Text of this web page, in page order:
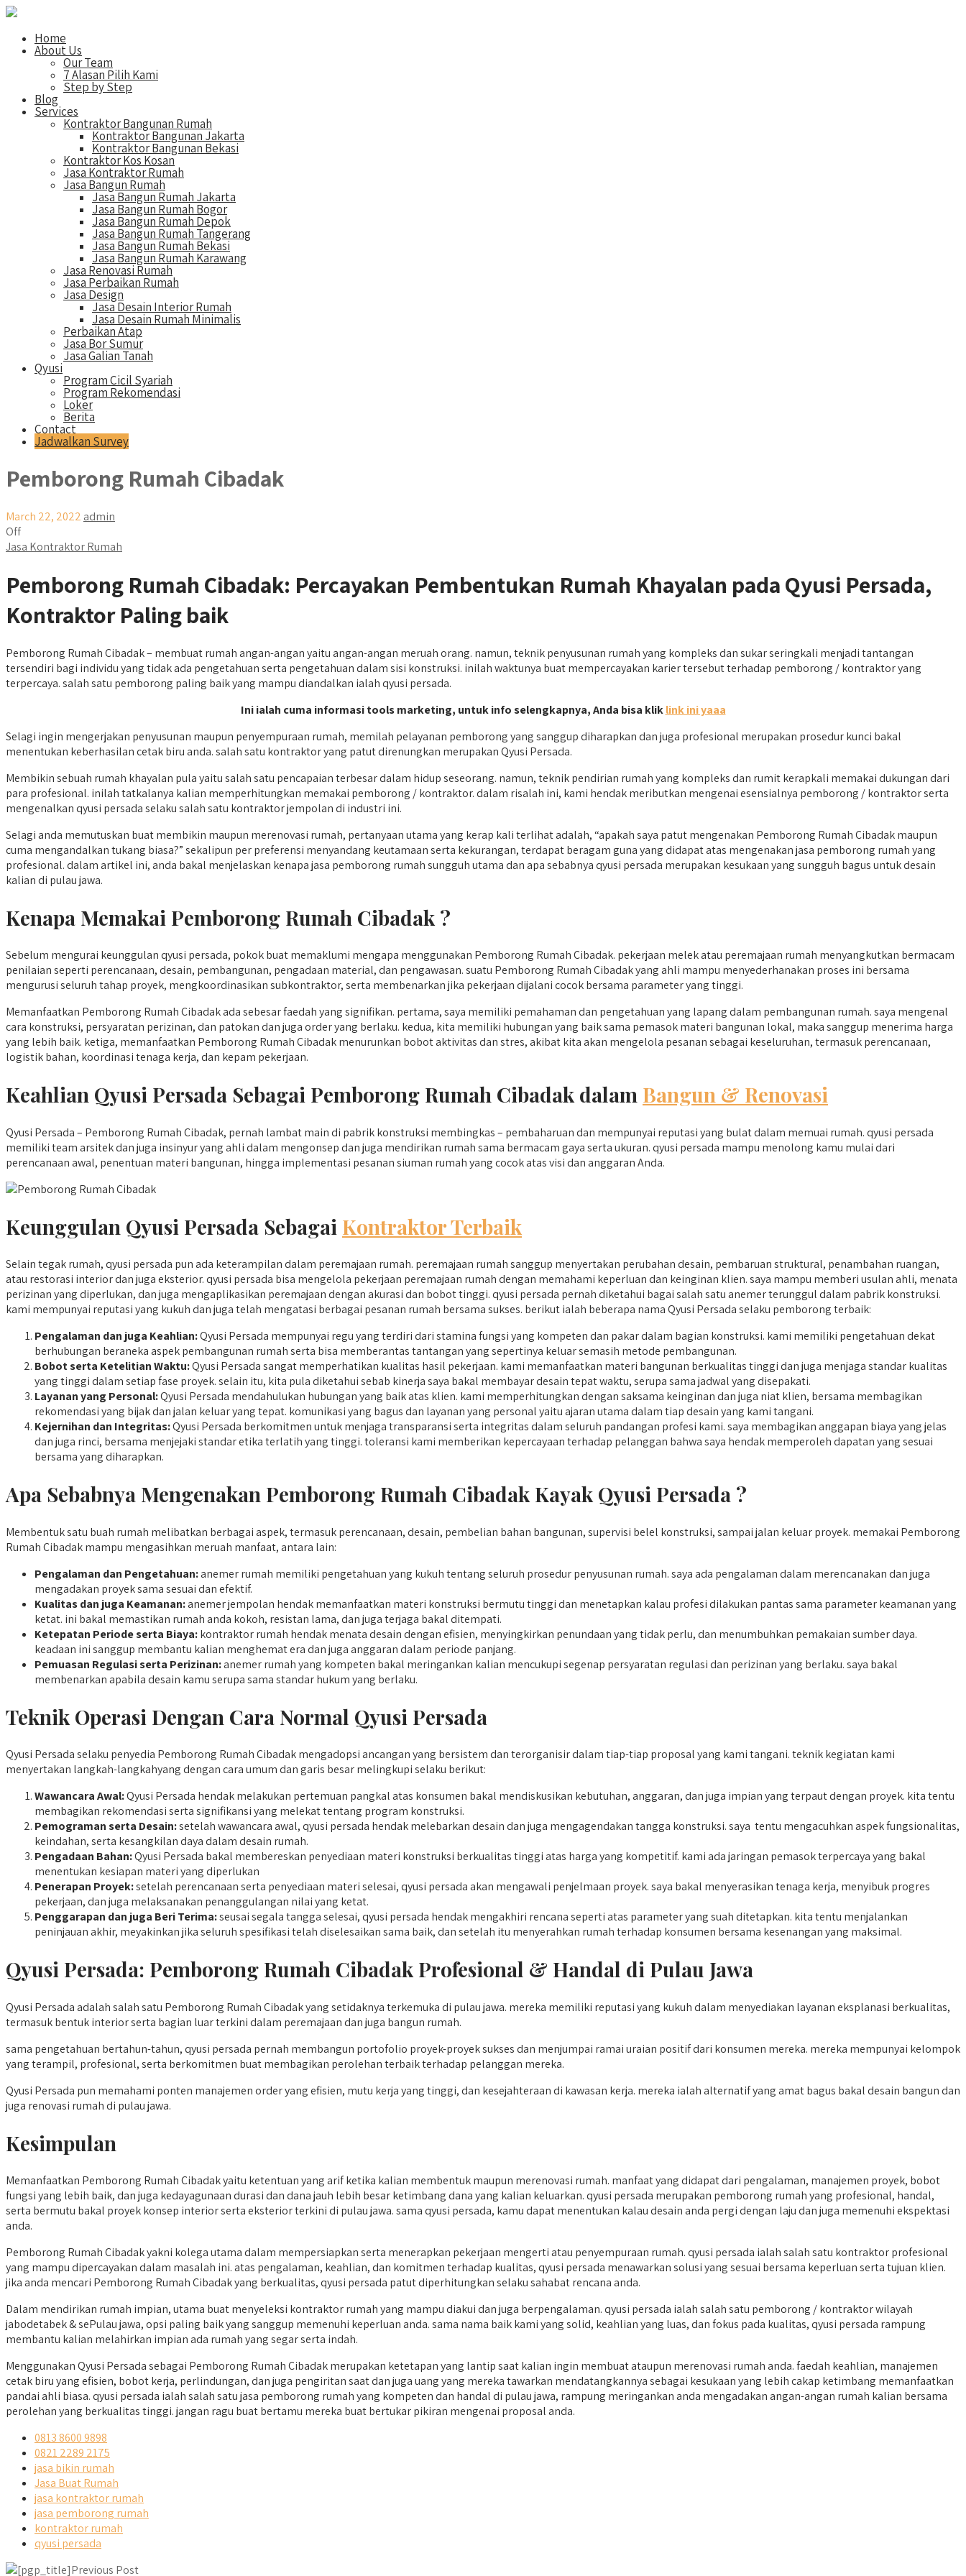
Home
About Us
Our Team
7 Alasan Pilih Kami
Step by Step
Blog
Services
Kontraktor Bangunan Rumah
Kontraktor Bangunan Jakarta
Kontraktor Bangunan Bekasi
Kontraktor Kos Kosan
Jasa Kontraktor Rumah
Jasa Bangun Rumah
Jasa Bangun Rumah Jakarta
Jasa Bangun Rumah Bogor
Jasa Bangun Rumah Depok
Jasa Bangun Rumah Tangerang
Jasa Bangun Rumah Bekasi
Jasa Bangun Rumah Karawang
Jasa Renovasi Rumah
Jasa Perbaikan Rumah
Jasa Design
Jasa Desain Interior Rumah
Jasa Desain Rumah Minimalis
Perbaikan Atap
Jasa Bor Sumur
Jasa Galian Tanah
Qyusi
Program Cicil Syariah
Program Rekomendasi
Loker
Berita
Contact
Jadwalkan Survey
Pemborong Rumah Cibadak
March 22, 2022 admin
Off
Jasa Kontraktor Rumah
Pemborong Rumah Cibadak: Percayakan Pembentukan Rumah Khayalan pada Qyusi Persada,
Kontraktor Paling baik
Pemborong Rumah Cibadak – membuat rumah angan-angan yaitu angan-angan meruah orang. namun, teknik penyusunan rumah yang kompleks dan sukar seringkali menjadi tantangan
tersendiri bagi individu yang tidak ada pengetahuan serta pengetahuan dalam sisi konstruksi. inilah waktunya buat mempercayakan karier tersebut terhadap pemborong / kontraktor yang
terpercaya. salah satu pemborong paling baik yang mampu diandalkan ialah qyusi persada.
Ini ialah cuma informasi tools marketing, untuk info selengkapnya, Anda bisa kliklink ini yaaa
Selagi ingin mengerjakan penyusunan maupun penyempuraan rumah, memilah pelayanan pemborong yang sanggup diharapkan dan juga profesional merupakan prosedur kunci bakal
menentukan keberhasilan cetak biru anda. salah satu kontraktor yang patut direnungkan merupakan Qyusi Persada.
Membikin sebuah rumah khayalan pula yaitu salah satu pencapaian terbesar dalam hidup seseorang. namun, teknik pendirian rumah yang kompleks dan rumit kerapkali memakai dukungan dari
para profesional. inilah tatkalanya kalian memperhitungkan memakai pemborong / kontraktor. dalam risalah ini, kami hendak meributkan mengenai esensialnya pemborong / kontraktor serta
mengenalkan qyusi persada selaku salah satu kontraktor jempolan di industri ini.
Selagi anda memutuskan buat membikin maupun merenovasi rumah, pertanyaan utama yang kerap kali terlihat adalah, “apakah saya patut mengenakan Pemborong Rumah Cibadak maupun
cuma mengandalkan tukang biasa?” sekalipun per preferensi menyandang keutamaan serta kekurangan, terdapat beragam guna yang didapat atas mengenakan jasa pemborong rumah yang
profesional. dalam artikel ini, anda bakal menjelaskan kenapa jasa pemborong rumah sungguh utama dan apa sebabnya qyusi persada merupakan kesukaan yang sungguh bagus untuk desain
kalian di pulau jawa.
Kenapa Memakai Pemborong Rumah Cibadak ?
Sebelum mengurai keunggulan qyusi persada, pokok buat memaklumi mengapa menggunakan Pemborong Rumah Cibadak. pekerjaan melek atau peremajaan rumah menyangkutkan bermacam
penilaian seperti perencanaan, desain, pembangunan, pengadaan material, dan pengawasan. suatu Pemborong Rumah Cibadak yang ahli mampu menyederhanakan proses ini bersama
mengurusi seluruh tahap proyek, mengkoordinasikan subkontraktor, serta membenarkan jika pekerjaan dijalani cocok bersama parameter yang tinggi.
Memanfaatkan Pemborong Rumah Cibadak ada sebesar faedah yang signifikan. pertama, saya memiliki pemahaman dan pengetahuan yang lapang dalam pembangunan rumah. saya mengenal
cara konstruksi, persyaratan perizinan, dan patokan dan juga order yang berlaku. kedua, kita memiliki hubungan yang baik sama pemasok materi bangunan lokal, maka sanggup menerima harga
yang lebih baik. ketiga, memanfaatkan Pemborong Rumah Cibadak menurunkan bobot aktivitas dan stres, akibat kita akan mengelola pesanan sebagai keseluruhan, termasuk perencanaan,
logistik bahan, koordinasi tenaga kerja, dan kepam pekerjaan.
Keahlian Qyusi Persada Sebagai Pemborong Rumah Cibadak dalam Bangun & Renovasi
Qyusi Persada – Pemborong Rumah Cibadak, pernah lambat main di pabrik konstruksi membingkas – pembaharuan dan mempunyai reputasi yang bulat dalam memuai rumah. qyusi persada
memiliki team arsitek dan juga insinyur yang ahli dalam mengonsep dan juga mendirikan rumah sama bermacam gaya serta ukuran. qyusi persada mampu menolong kamu mulai dari
perencanaan awal, penentuan materi bangunan, hingga implementasi pesanan siuman rumah yang cocok atas visi dan anggaran Anda.
Keunggulan Qyusi Persada Sebagai Kontraktor Terbaik
Selain tegak rumah, qyusi persada pun ada keterampilan dalam peremajaan rumah. peremajaan rumah sanggup menyertakan perubahan desain, pembaruan struktural, penambahan ruangan,
atau restorasi interior dan juga eksterior. qyusi persada bisa mengelola pekerjaan peremajaan rumah dengan memahami keperluan dan keinginan klien. saya mampu memberi usulan ahli, menata
perizinan yang diperlukan, dan juga mengaplikasikan peremajaan dengan akurasi dan bobot tinggi. qyusi persada pernah diketahui bagai salah satu anemer terunggul dalam pabrik konstruksi.
kami mempunyai reputasi yang kukuh dan juga telah mengatasi berbagai pesanan rumah bersama sukses. berikut ialah beberapa nama Qyusi Persada selaku pemborong terbaik:
Pengalaman dan juga Keahlian:Qyusi Persada mempunyai regu yang terdiri dari stamina fungsi yang kompeten dan pakar dalam bagian konstruksi. kami memiliki pengetahuan dekat
berhubungan beraneka aspek pembangunan rumah serta bisa memberantas tantangan yang sepertinya keluar semasih metode pembangunan.
Bobot serta Ketelitian Waktu:Qyusi Persada sangat memperhatikan kualitas hasil pekerjaan. kami memanfaatkan materi bangunan berkualitas tinggi dan juga menjaga standar kualitas
yang tinggi dalam setiap fase proyek. selain itu, kita pula diketahui sebab kinerja saya bakal membayar desain tepat waktu, serupa sama jadwal yang disepakati.
Layanan yang Personal:Qyusi Persada mendahulukan hubungan yang baik atas klien. kami memperhitungkan dengan saksama keinginan dan juga niat klien, bersama membagikan
rekomendasi yang bijak dan jalan keluar yang tepat. komunikasi yang bagus dan layanan yang personal yaitu ajaran utama dalam tiap desain yang kami tangani.
Kejernihan dan Integritas:Qyusi Persada berkomitmen untuk menjaga transparansi serta integritas dalam seluruh pandangan profesi kami. saya membagikan anggapan biaya yang jelas
dan juga rinci, bersama menjejaki standar etika terlatih yang tinggi. toleransi kami memberikan kepercayaan terhadap pelanggan bahwa saya hendak memperoleh dapatan yang sesuai
bersama yang diharapkan.
Apa Sebabnya Mengenakan Pemborong Rumah Cibadak Kayak Qyusi Persada ?
Membentuk satu buah rumah melibatkan berbagai aspek, termasuk perencanaan, desain, pembelian bahan bangunan, supervisi belel konstruksi, sampai jalan keluar proyek. memakai Pemborong
Rumah Cibadak mampu mengasihkan meruah manfaat, antara lain:
Pengalaman dan Pengetahuan:anemer rumah memiliki pengetahuan yang kukuh tentang seluruh prosedur penyusunan rumah. saya ada pengalaman dalam merencanakan dan juga
mengadakan proyek sama sesuai dan efektif.
Kualitas dan juga Keamanan:anemer jempolan hendak memanfaatkan materi konstruksi bermutu tinggi dan menetapkan kalau profesi dilakukan pantas sama parameter keamanan yang
ketat. ini bakal memastikan rumah anda kokoh, resistan lama, dan juga terjaga bakal ditempati.
Ketepatan Periode serta Biaya:kontraktor rumah hendak menata desain dengan efisien, menyingkirkan penundaan yang tidak perlu, dan menumbuhkan pemakaian sumber daya.
keadaan ini sanggup membantu kalian menghemat era dan juga anggaran dalam periode panjang.
Pemuasan Regulasi serta Perizinan:anemer rumah yang kompeten bakal meringankan kalian mencukupi segenap persyaratan regulasi dan perizinan yang berlaku. saya bakal
membenarkan apabila desain kamu serupa sama standar hukum yang berlaku.
Teknik Operasi Dengan Cara Normal Qyusi Persada
Qyusi Persada selaku penyedia Pemborong Rumah Cibadak mengadopsi ancangan yang bersistem dan terorganisir dalam tiap-tiap proposal yang kami tangani. teknik kegiatan kami
menyertakan langkah-langkahyang dengan cara umum dan garis besar melingkupi selaku berikut:
Wawancara Awal:Qyusi Persada hendak melakukan pertemuan pangkal atas konsumen bakal mendiskusikan kebutuhan, anggaran, dan juga impian yang terpaut dengan proyek. kita tentu
membagikan rekomendasi serta signifikansi yang melekat tentang program konstruksi.
Pemograman serta Desain:setelah wawancara awal, qyusi persada hendak melebarkan desain dan juga mengagendakan tangga konstruksi. saya tentu mengacuhkan aspek fungsionalitas,
keindahan, serta kesangkilan daya dalam desain rumah.
Pengadaan Bahan:Qyusi Persada bakal membereskan penyediaan materi konstruksi berkualitas tinggi atas harga yang kompetitif. kami ada jaringan pemasok terpercaya yang bakal
menentukan kesiapan materi yang diperlukan
Penerapan Proyek:setelah perencanaan serta penyediaan materi selesai, qyusi persada akan mengawali penjelmaan proyek. saya bakal menyerasikan tenaga kerja, menyibuk progres
pekerjaan, dan juga melaksanakan penanggulangan nilai yang ketat.
Penggarapan dan juga Beri Terima:seusai segala tangga selesai, qyusi persada hendak mengakhiri rencana seperti atas parameter yang suah ditetapkan. kita tentu menjalankan
peninjauan akhir, meyakinkan jika seluruh spesifikasi telah diselesaikan sama baik, dan setelah itu menyerahkan rumah terhadap konsumen bersama kesenangan yang maksimal.
Qyusi Persada: Pemborong Rumah Cibadak Profesional & Handal di Pulau Jawa
Qyusi Persada adalah salah satu Pemborong Rumah Cibadak yang setidaknya terkemuka di pulau jawa. mereka memiliki reputasi yang kukuh dalam menyediakan layanan eksplanasi berkualitas,
termasuk bentuk interior serta bagian luar terkini dalam peremajaan dan juga bangun rumah.
sama pengetahuan bertahun-tahun, qyusi persada pernah membangun portofolio proyek-proyek sukses dan menjumpai ramai uraian positif dari konsumen mereka. mereka mempunyai kelompok
yang terampil, profesional, serta berkomitmen buat membagikan perolehan terbaik terhadap pelanggan mereka.
Qyusi Persada pun memahami ponten manajemen order yang efisien, mutu kerja yang tinggi, dan kesejahteraan di kawasan kerja. mereka ialah alternatif yang amat bagus bakal desain bangun dan
juga renovasi rumah di pulau jawa.
Kesimpulan
Memanfaatkan Pemborong Rumah Cibadak yaitu ketentuan yang arif ketika kalian membentuk maupun merenovasi rumah. manfaat yang didapat dari pengalaman, manajemen proyek, bobot
fungsi yang lebih baik, dan juga kedayagunaan durasi dan dana jauh lebih besar ketimbang dana yang kalian keluarkan. qyusi persada merupakan pemborong rumah yang profesional, handal,
serta bermutu bakal proyek konsep interior serta eksterior terkini di pulau jawa. sama qyusi persada, kamu dapat menentukan kalau desain anda pergi dengan laju dan juga memenuhi ekspektasi
anda.
Pemborong Rumah Cibadak yakni kolega utama dalam mempersiapkan serta menerapkan pekerjaan mengerti atau penyempuraan rumah. qyusi persada ialah salah satu kontraktor profesional
yang mampu dipercayakan dalam masalah ini. atas pengalaman, keahlian, dan komitmen terhadap kualitas, qyusi persada menawarkan solusi yang sesuai bersama keperluan serta tujuan klien.
jika anda mencari Pemborong Rumah Cibadak yang berkualitas, qyusi persada patut diperhitungkan selaku sahabat rencana anda.
Dalam mendirikan rumah impian, utama buat menyeleksi kontraktor rumah yang mampu diakui dan juga berpengalaman. qyusi persada ialah salah satu pemborong / kontraktor wilayah
jabodetabek & sePulau jawa, opsi paling baik yang sanggup memenuhi keperluan anda. sama nama baik kami yang solid, keahlian yang luas, dan fokus pada kualitas, qyusi persada rampung
membantu kalian melahirkan impian ada rumah yang segar serta indah.
Menggunakan Qyusi Persada sebagai Pemborong Rumah Cibadak merupakan ketetapan yang lantip saat kalian ingin membuat ataupun merenovasi rumah anda. faedah keahlian, manajemen
cetak biru yang efisien, bobot kerja, perlindungan, dan juga pengiritan saat dan juga uang yang mereka tawarkan mendatangkannya sebagai kesukaan yang lebih cakap ketimbang memanfaatkan
pandai ahli biasa. qyusi persada ialah salah satu jasa pemborong rumah yang kompeten dan handal di pulau jawa, rampung meringankan anda mengadakan angan-angan rumah kalian bersama
perolehan yang berkualitas tinggi. jangan ragu buat bertamu mereka buat bertukar pikiran mengenai proposal anda.
0813 8600 9898
0821 2289 2175
jasa bikin rumah
Jasa Buat Rumah
jasa kontraktor rumah
jasa pemborong rumah
kontraktor rumah
qyusi persada
Previous Post